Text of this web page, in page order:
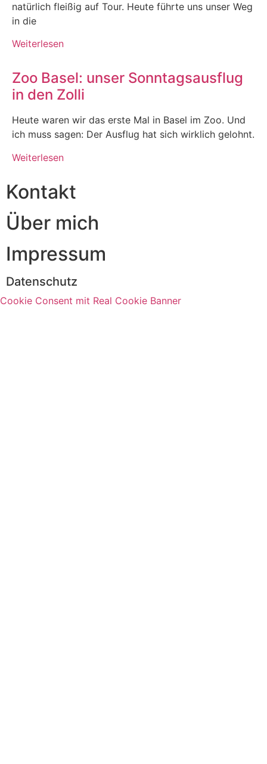
natürlich fleißig auf Tour. Heute führte uns unser Weg
in die
Weiterlesen
Zoo Basel: unser Sonntagsausflug
in den Zolli
Heute waren wir das erste Mal in Basel im Zoo. Und
ich muss sagen: Der Ausflug hat sich wirklich gelohnt.
Weiterlesen
Kontakt
Über mich
Impressum
Datenschutz
Cookie Consent mit Real Cookie Banner